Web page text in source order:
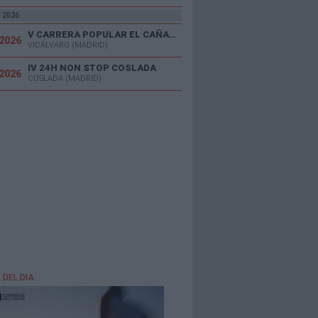
2026
V CARRERA POPULAR EL CAÑAVERAL
VICÁLVARO (MADRID)
IV 24H NON STOP COSLADA
COSLADA (MADRID)